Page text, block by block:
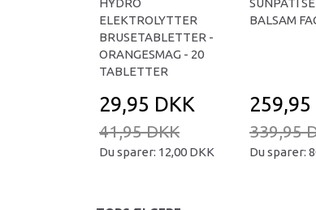
HYDRO
ELEKTROLYTTER
BRUSETABLETTER -
ORANGESMAG - 20
TABLETTER
29,95 DKK
41,95 DKK
Du sparer: 12,00 DKK
SUNPATI
BALSAM
259,95
339,95
Du sparer: